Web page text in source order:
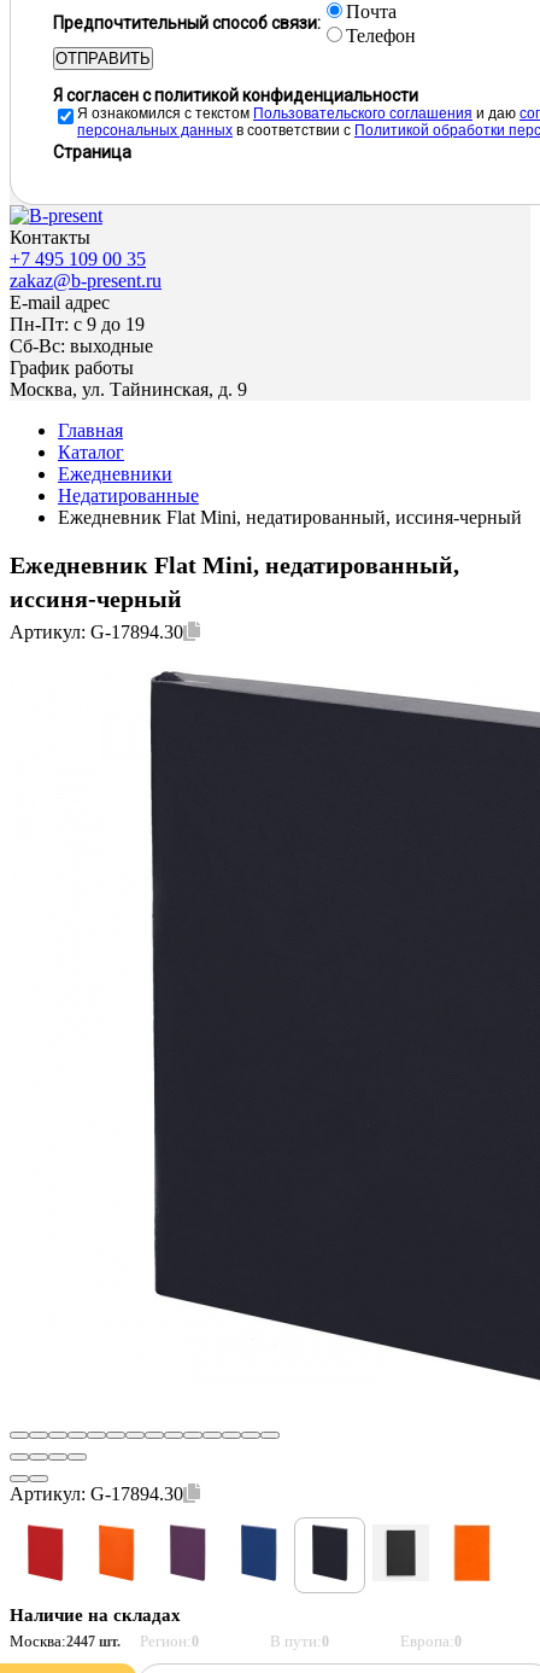
Предпочтительный способ связи:
Почта
Телефон
ОТПРАВИТЬ
Я согласен с политикой конфиденциальности
Я ознакомился с текстом Пользовательского соглашения и даю
персональных данных в соответствии с Политикой обработки
Страница
Контакты
+7 495 109 00 35
zakaz@b-present.ru
E-mail адрес
Пн-Пт: с 9 до 19
Сб-Вс: выходные
График работы
Москва, ул. Тайнинская, д. 9
Главная
Каталог
Ежедневники
Недатированные
Ежедневник Flat Mini, недатированный, иссиня-черный
Ежедневник Flat Mini, недатированный,
иссиня-черный
Артикул: G-17894.30
Артикул: G-17894.30
Наличие на складах
Москва:2447 шт. Регион:0 В пути:0 Европа:0